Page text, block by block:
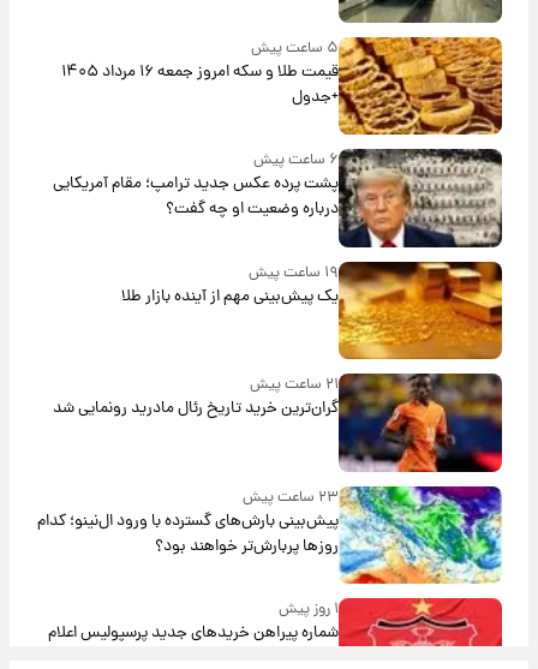
۵ ساعت پیش
قیمت طلا و سکه امروز جمعه ۱۶ مرداد ۱۴۰۵
+جدول
۶ ساعت پیش
پشت پرده عکس جدید ترامپ؛ مقام آمریکایی
درباره وضعیت او چه گفت؟
۱۹ ساعت پیش
یک پیش‌بینی مهم از آینده بازار طلا
۲۱ ساعت پیش
گران‌ترین خرید تاریخ رئال مادرید رونمایی شد
۲۳ ساعت پیش
پیش‌بینی بارش‌های گسترده با ورود ال‌نینو؛ کدام
روزها پربارش‌تر خواهند بود؟
۱ روز پیش
شماره پیراهن خریدهای جدید پرسپولیس اعلام